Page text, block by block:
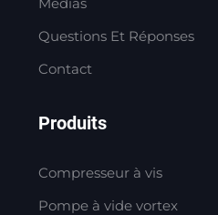
Questions Et Réponses
Contact
Produits
Compresseur à vis
Pompe à vide vortex